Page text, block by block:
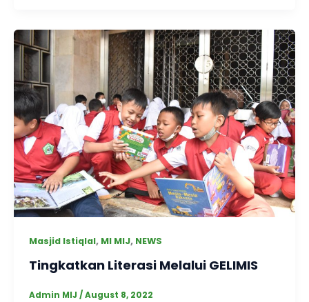
Masjid Istiqlal, MI MIJ, NEWS
Tingkatkan Literasi Melalui GELIMIS
Admin MIJ /August 8, 2022